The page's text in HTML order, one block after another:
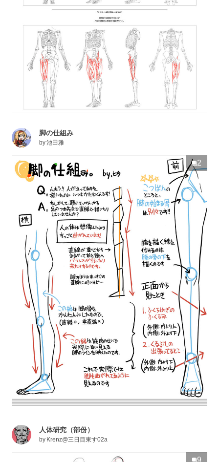
脚の仕組み
by池田雅
2
人体研究（部份）
by Krenz@三日目東す02a
9